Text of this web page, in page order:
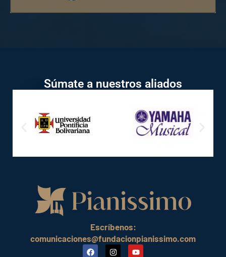
Escríbenos:
comunicaciones@fundacionpianissimo.com
Súmate a nuestros aliados